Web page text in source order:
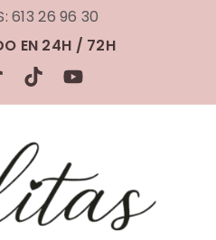
613 26 96 30
EN 24H / 72H